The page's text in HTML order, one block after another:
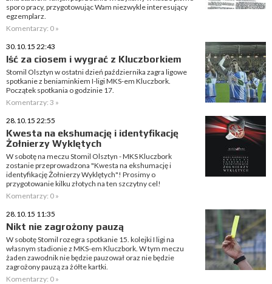
sporo pracy, przygotowując Wam niezwykle interesujący
egzemplarz.
Komentarzy: 0 »
30.10.15 22:43
Iść za ciosem i wygrać z Kluczborkiem
Stomil Olsztyn w ostatni dzień października zagra ligowe
spotkanie z beniaminkiem I-ligi MKS-em Kluczbork.
Początek spotkania o godzinie 17.
Komentarzy: 3 »
28.10.15 22:55
Kwesta na ekshumację i identyfikację
Żołnierzy Wyklętych
W sobotę na meczu Stomil Olsztyn - MKS Kluczbork
zostanie przeprowadzona "Kwesta na ekshumację i
identyfikację Żołnierzy Wyklętych"! Prosimy o
przygotowanie kilku złotych na ten szczytny cel!
Komentarzy: 0 »
28.10.15 11:35
Nikt nie zagrożony pauzą
W sobotę Stomil rozegra spotkanie 15. kolejki I ligi na
własnym stadionie z MKS-em Kluczbork. W tym meczu
żaden zawodnik nie będzie pauzował oraz nie będzie
zagrożony pauzą za żółte kartki.
Komentarzy: 0 »